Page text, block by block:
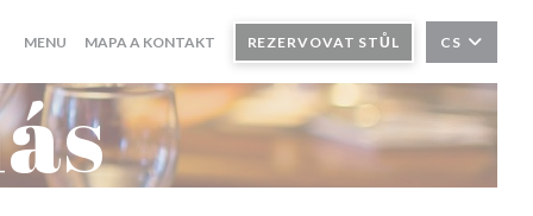
MENU MAPA A KONTAKT REZERVOVAT STŮL CS